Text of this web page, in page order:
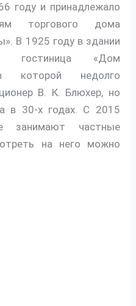
году и принадлежало
торгового дома
В 1925 году в здании
гостиница «Дом
которой недолго
В. К. Блюхер, но
в 30-х годах. С 2015
занимают частные
на него можно